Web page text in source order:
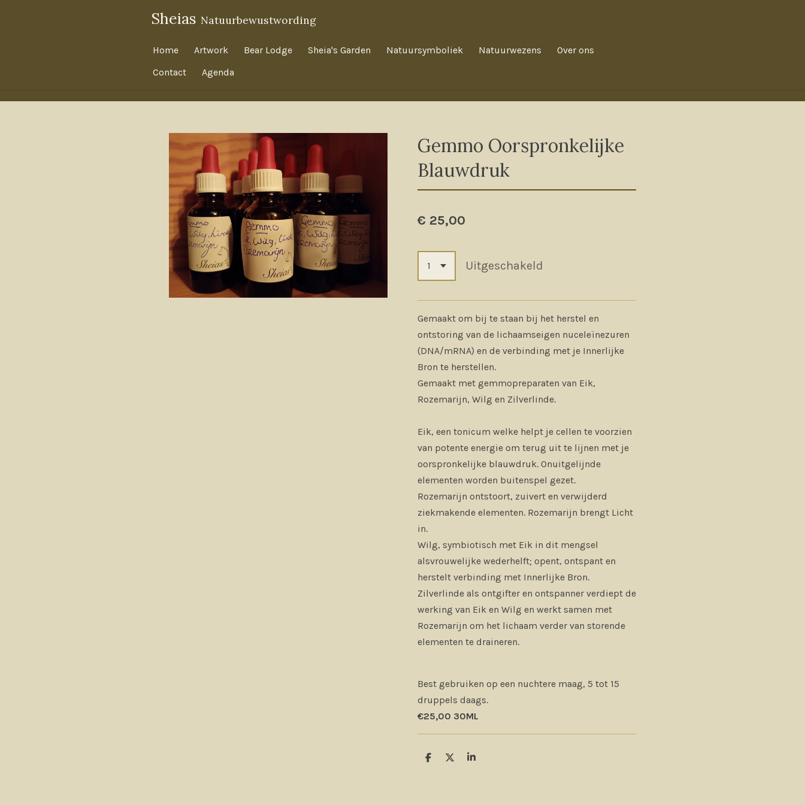
Sheias Natuurbewustwording
Home Artwork Bear Lodge Sheia's Garden Natuursymboliek Natuurwezens
Over ons
Contact
Agenda
Gemmo Oorspronkelijke
Blauwdruk
€ 25,00
Uitgeschakeld
Gemaakt om bij te staan bij het herstel en
ontstoring van de lichaamseigen nuceleïnezuren
(DNA/mRNA) en de verbinding met je Innerlijke
Bron te herstellen.
Gemaakt met gemmopreparaten van Eik,
Rozemarijn, Wilg en Zilverlinde.
Eik, een tonicum welke helpt je cellen te voorzien
van potente energie om terug uit te lijnen met je
oorspronkelijke blauwdruk. Onuitgelijnde
elementen worden buitenspel gezet.
Rozemarijn ontstoort, zuivert en verwijderd
ziekmakende elementen. Rozemarijn brengt Licht
in.
Wilg, symbiotisch met Eik in dit mengsel
alsvrouwelijke wederhelft; opent, ontspant en
herstelt verbinding met Innerlijke Bron.
Zilverlinde als ontgifter en ontspanner verdiept de
werking van Eik en Wilg en werkt samen met
Rozemarijn om het lichaam verder van storende
elementen te draineren.
Best gebruiken op een nuchtere maag, 5 tot 15
druppels daags.
€25,00 30ML
D
D
S